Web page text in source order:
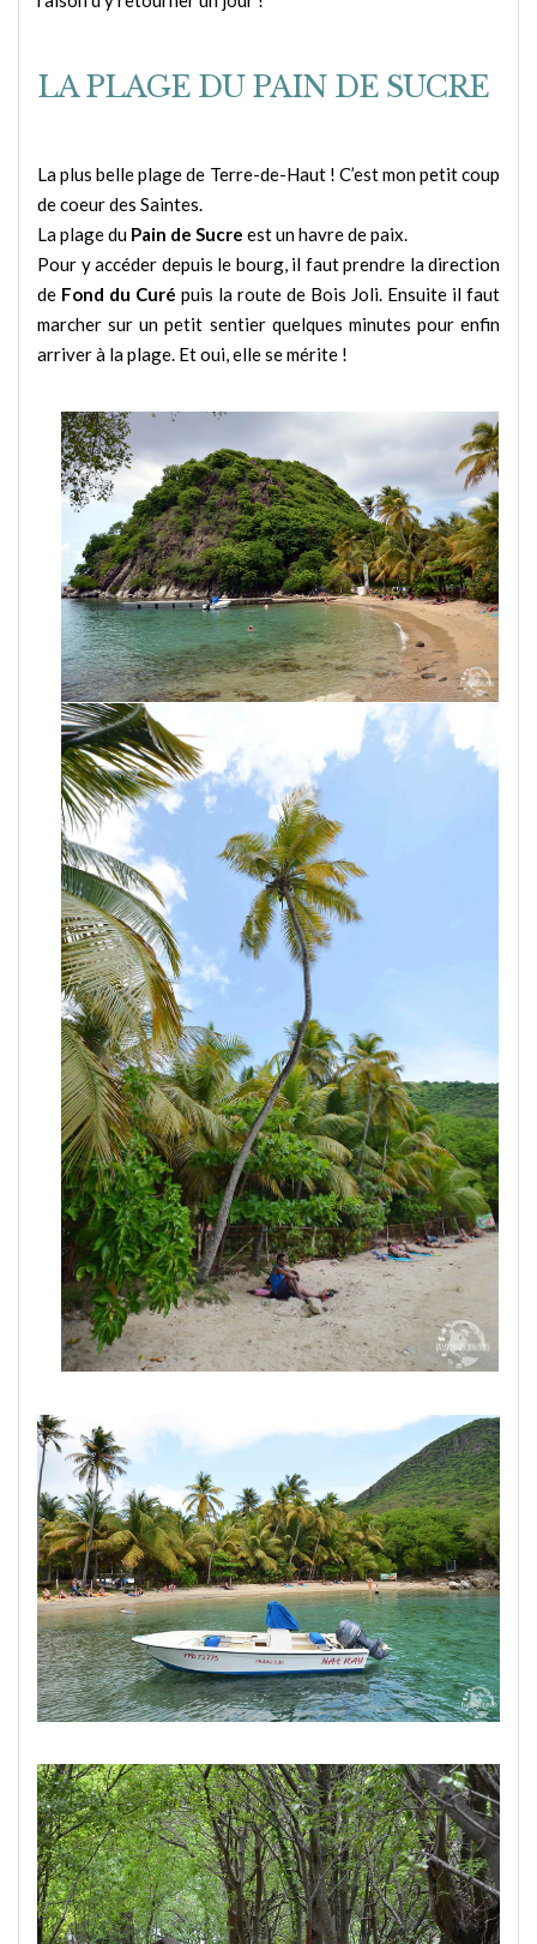
LA PLAGE DU PAIN DE SUCRE
La plus belle plage de Terre-de-Haut ! C’est mon petit coup
de coeur des Saintes.
La plage du Pain de Sucre est un havre de paix.
Pour y accéder depuis le bourg, il faut prendre la direction
de Fond du Curé puis la route de Bois Joli. Ensuite il faut
marcher sur un petit sentier quelques minutes pour enfin
arriver à la plage. Et oui, elle se mérite !